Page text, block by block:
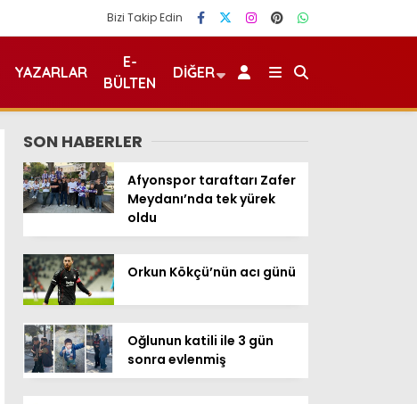
Bizi Takip Edin
YAZARLAR
E-
BÜLTEN
DIĞER
SON HABERLER
Afyonspor taraftarı Zafer
Meydanı’nda tek yürek
oldu
Orkun Kökçü’nün acı günü
Oğlunun katili ile 3 gün
sonra evlenmiş